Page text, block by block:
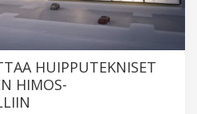
HUIPPUTEKNISET
HIMOS-